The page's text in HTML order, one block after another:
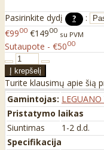
Pasirinkite dydį ?
:
€9900 €14900 su PVM
Sutaupote - €5000
Turite klausimų apie šią
Gamintojas:
Pristatymo laikas
Siuntimas
1-2 d.d.
Specifikacija